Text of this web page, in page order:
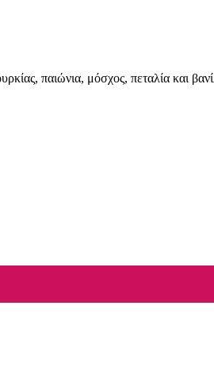
παιώνια, μόσχος, πεταλία και